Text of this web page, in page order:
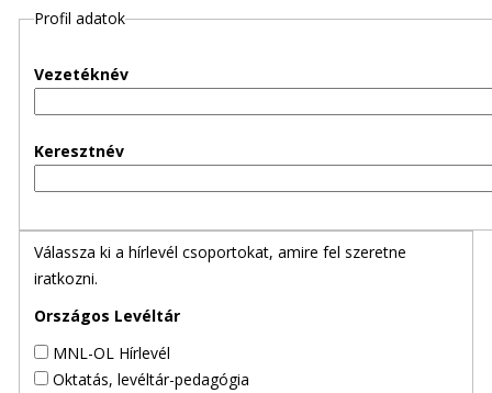
eProfil adatok
Vezetéknév
Keresztnév
Válassza ki a hírlevél csoportokat, amire fel szeretne
iratkozni.
Országos Levéltár
MNL-OL Hírlevél
Oktatás, levéltár-pedagógia